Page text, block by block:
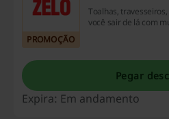
PROMOÇÃO
Toalhas,
você sair de lá com
Pegar
Expira: Em andamento